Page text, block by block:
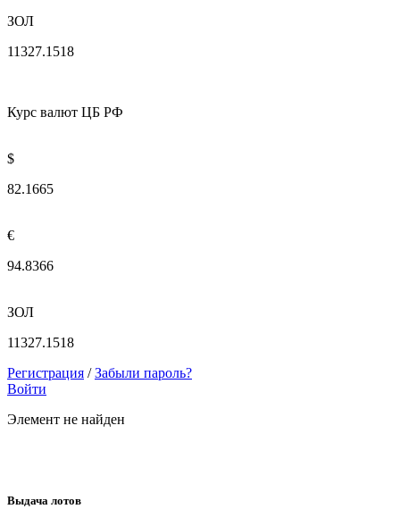
ЗОЛ
11327.1518
Курс валют ЦБ РФ
$
82.1665
€
94.8366
ЗОЛ
11327.1518
Регистрация / Забыли пароль?
Войти
Элемент не найден
Выдача лотов